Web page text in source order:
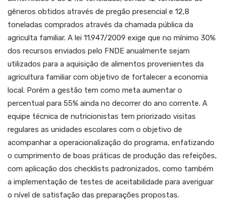
gêneros obtidos através de pregão presencial e 12,8
toneladas comprados através da chamada pública da
agriculta familiar. A lei 11.947/2009 exige que no mínimo 30%
dos recursos enviados pelo FNDE anualmente sejam
utilizados para a aquisição de alimentos provenientes da
agricultura familiar com objetivo de fortalecer a economia
local. Porém a gestão tem como meta aumentar o
percentual para 55% ainda no decorrer do ano corrente. A
equipe técnica de nutricionistas tem priorizado visitas
regulares as unidades escolares com o objetivo de
acompanhar a operacionalização do programa, enfatizando
o cumprimento de boas práticas de produção das refeições,
com aplicação dos checklists padronizados, como também
a implementação de testes de aceitabilidade para averiguar
o nível de satisfação das preparações propostas.